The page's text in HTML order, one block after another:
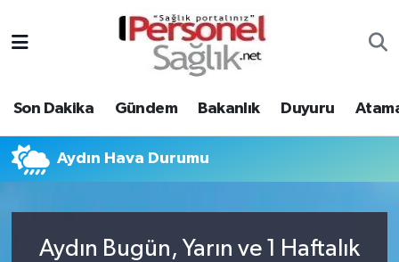
Son Dakika Gündem Bakanlık Duyuru
Aydın Hava Durumu
Aydın Bugün, Yarın ve 1 Haftalık
Gündem
Bakanlık
Atamalar
Nöbetçi Eczaneler
Hava Durumu
Trafik Durumu
Tüm Manşetler